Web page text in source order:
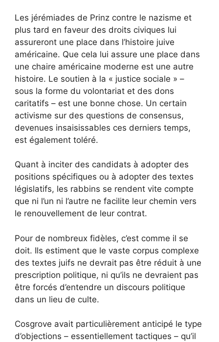
Les jérémiades de Prinz contre le nazisme et
plus tard en faveur des droits civiques lui
assureront une place dans l’histoire juive
américaine. Que cela lui assure une place dans
une chaire américaine moderne est une autre
histoire. Le soutien à la « justice sociale » –
sous la forme du volontariat et des dons
caritatifs – est une bonne chose. Un certain
activisme sur des questions de consensus,
devenues insaisissables ces derniers temps,
est également toléré.
Quant à inciter des candidats à adopter des
positions spécifiques ou à adopter des textes
législatifs, les rabbins se rendent vite compte
que ni l’un ni l’autre ne facilite leur chemin vers
le renouvellement de leur contrat.
Pour de nombreux fidèles, c’est comme il se
doit. Ils estiment que le vaste corpus complexe
des textes juifs ne devrait pas être réduit à une
prescription politique, ni qu’ils ne devraient pas
être forcés d’entendre un discours politique
dans un lieu de culte.
Cosgrove avait particulièrement anticipé le type
d’objections – essentiellement tactiques – qu’il